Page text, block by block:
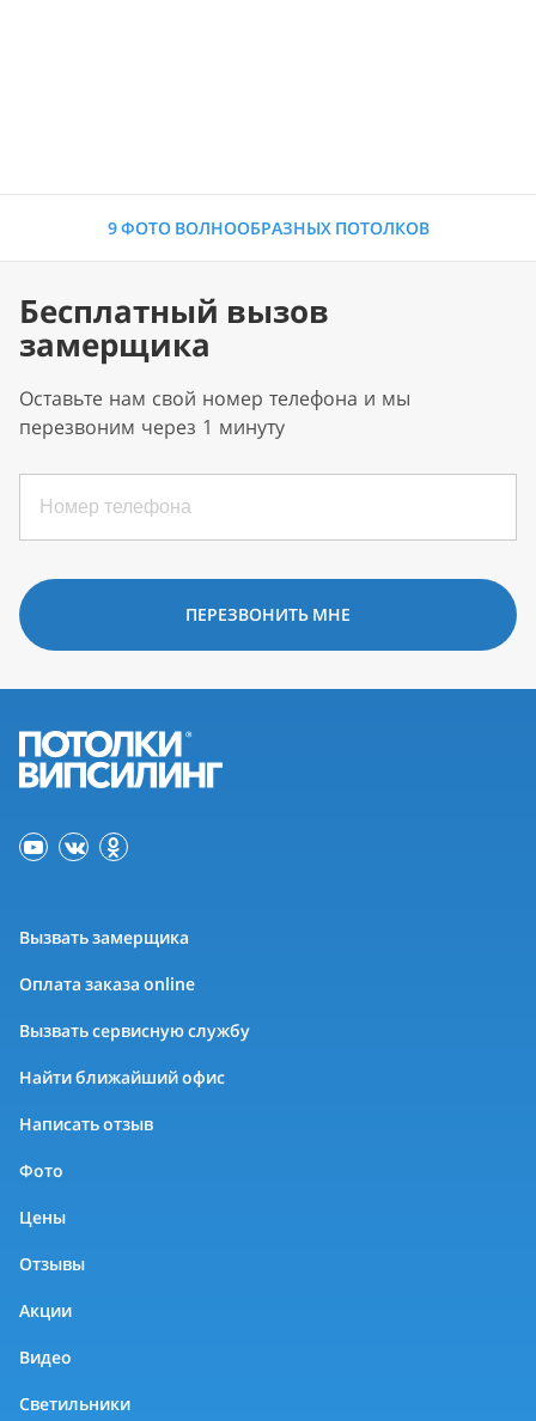
9 ФОТО ВОЛНООБРАЗНЫХ ПОТОЛКОВ
Бесплатный вызов
замерщика
Оставьте нам свой номер телефона и мы
перезвоним через 1 минуту
ПЕРЕЗВОНИТЬ МНЕ
Вызвать замерщика
Оплата заказа online
Вызвать сервисную службу
Найти ближайший офис
Написать отзыв
Фото
Цены
Отзывы
Акции
Видео
Светильники